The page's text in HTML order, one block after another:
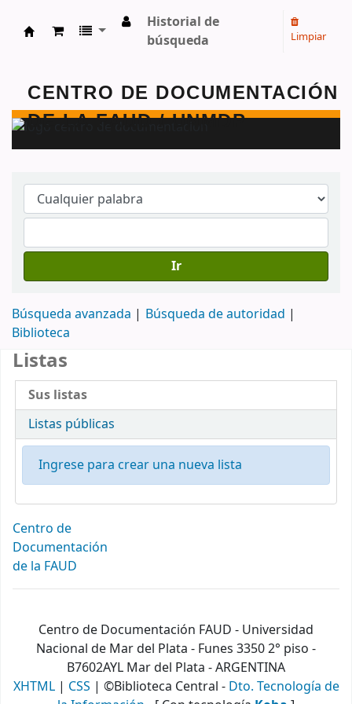
Centro de Documentación - FAUD - Unmdp -
Historial de
búsqueda
Limpiar
Ir
Búsqueda avanzada
Búsqueda de autoridad
Biblioteca
Centro de
Documentación
de la FAUD
Listas
Sus listas
Listas públicas
Ingrese para crear una nueva lista
Centro de Documentación FAUD - Universidad
Nacional de Mar del Plata - Funes 3350 2° piso -
B7602AYL Mar del Plata - ARGENTINA
XHTML| CSS | ©Biblioteca Central - Dto. Tecnología de